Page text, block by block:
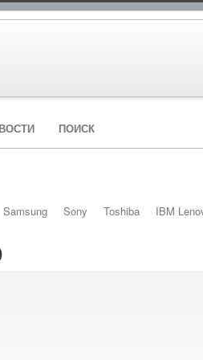
ПОИСК
Samsung Sony Toshiba IBM